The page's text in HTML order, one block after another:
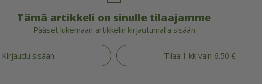
Tämä artikkeli on sinulle tilaajamme
Pääset lukemaan artikkelin kirjautumalla sisään
Kirjaudu sisään Tilaa 1 kk vain 6.50 €